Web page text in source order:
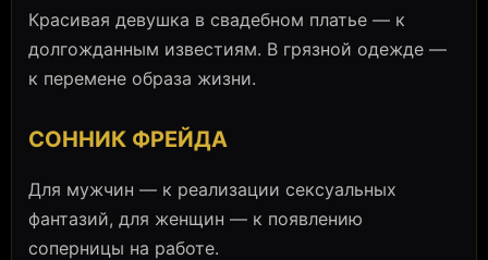
Красивая девушка в свадебном платье — к
долгожданным известиям. В грязной одежде —
к перемене образа жизни.
СОННИК ФРЕЙДА
Для мужчин — к реализации сексуальных
фантазий, для женщин — к появлению
соперницы на работе.